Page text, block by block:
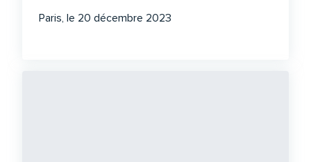
Paris, le 20 décembre 2023